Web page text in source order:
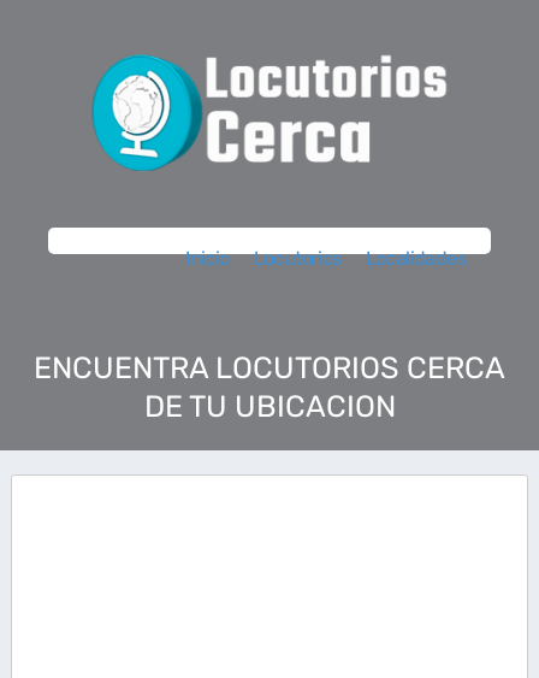
Inicio Locutorios Localidades
ENCUENTRA LOCUTORIOS CERCA
DE TU UBICACION